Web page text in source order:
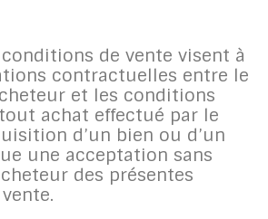
conditions de vente visent à
contractuelles entre le
et les conditions
achat effectué par le
d’un bien ou d’un
une acceptation sans
des présentes